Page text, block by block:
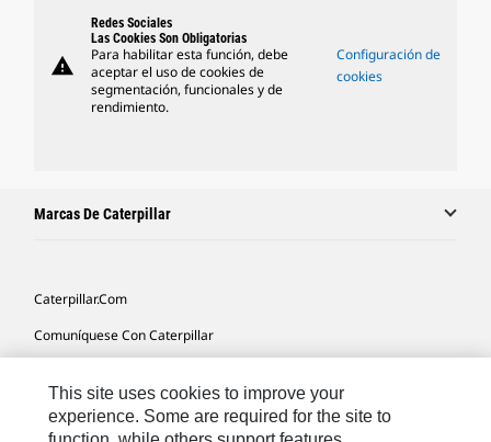
warning
Redes Sociales
Las Cookies Son Obligatorias
Para habilitar esta función, debe
aceptar el uso de cookies de
segmentación, funcionales y de
rendimiento.
Configuración de
cookies
Marcas De Caterpillar
Caterpillar.com
Comuníquese Con Caterpillar
Mapa Del Sitio
This site uses cookies to improve your
experience. Some are required for the site to